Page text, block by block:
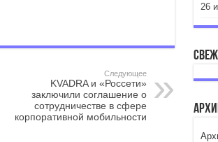
Следующее
KVADRA и «Россети»
заключили соглашение о
сотрудничестве в сфере
корпоративной мобильности
26